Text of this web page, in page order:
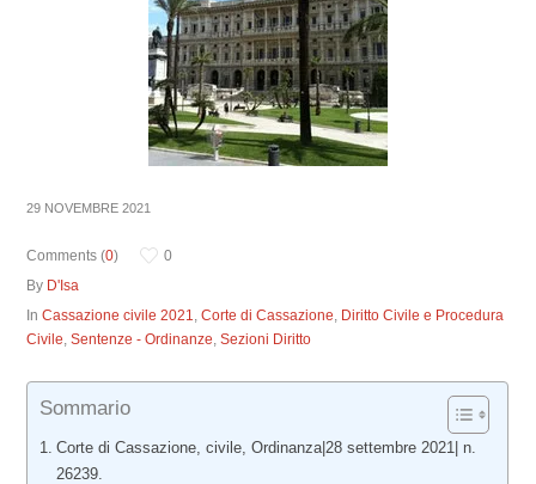
29 NOVEMBRE 2021
Comments (0)
0
By D'Isa
InCassazione civile 2021,Corte di Cassazione, Diritto Civile e Procedura
Civile,Sentenze - Ordinanze,Sezioni Diritto
Sommario
Corte di Cassazione, civile, Ordinanza|28 settembre 2021| n.
26239.